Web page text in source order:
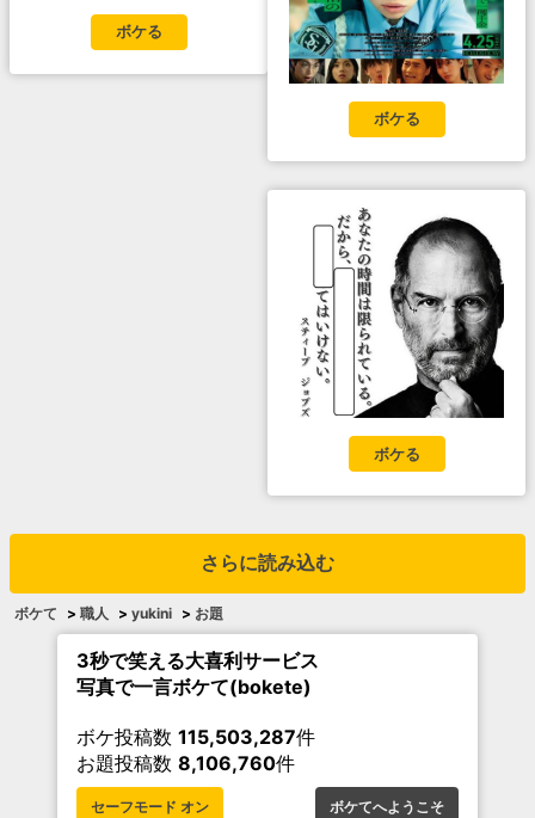
ボケる
ボケる
ボケる
さらに読み込む
ボケて > 職人 > yukini > お題
3秒で笑える大喜利サービス
写真で一言ボケて(bokete)
ボケ投稿数 115,503,287件
お題投稿数 8,106,760件
セーフモード オン ボケてへようこそ